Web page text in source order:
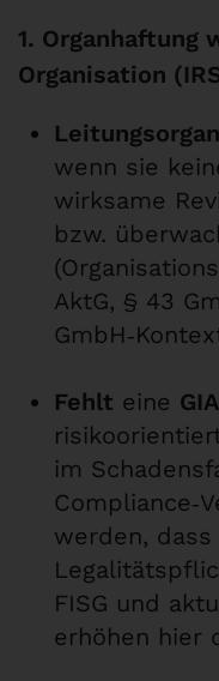
1. Organhaftung
Organisation
wenn sie
wirksame
bzw.
AktG, § 43
Fehlt eine
im
werden, dass
FISG und
erhöhen hier